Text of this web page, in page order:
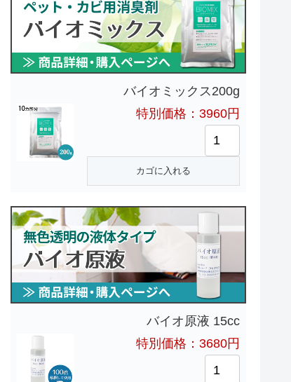
バイオミックス200g
特別価格：3960円
バイオ原液 15cc
特別価格：3680円